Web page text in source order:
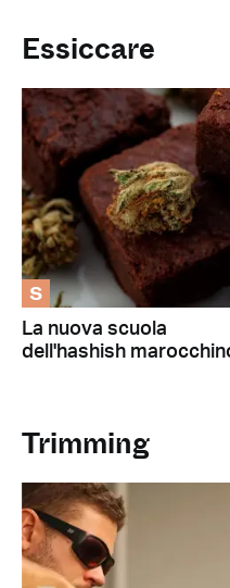
Essiccare
S
La nuova scuola
dell'hashish
Trimming